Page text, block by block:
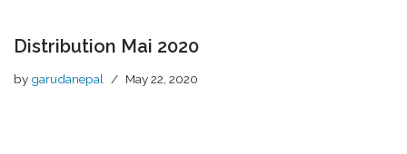
Distribution Mai 2020
by garudanepal May 22, 2020